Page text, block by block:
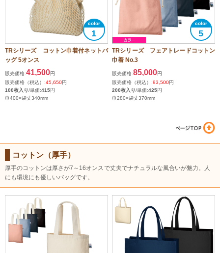
1
TRシリーズ コットン巾着付ネットバ
ッグ 5オンス
販売価格:41,500円
販売価格（税込）:45,650円
100枚入り/単価:415円
巾400×袋丈340mm
5
TRシリーズ フェアトレードコットン
巾着 No.3
販売価格:85,000円
販売価格（税込）:93,500円
200枚入り/単価:425円
巾280×袋丈370mm
コットン（厚手）
厚手のコットンは厚さが7～16オンスで丈夫でナチュラルな風合いが魅力。人
にも環境にも優しいバッグです。